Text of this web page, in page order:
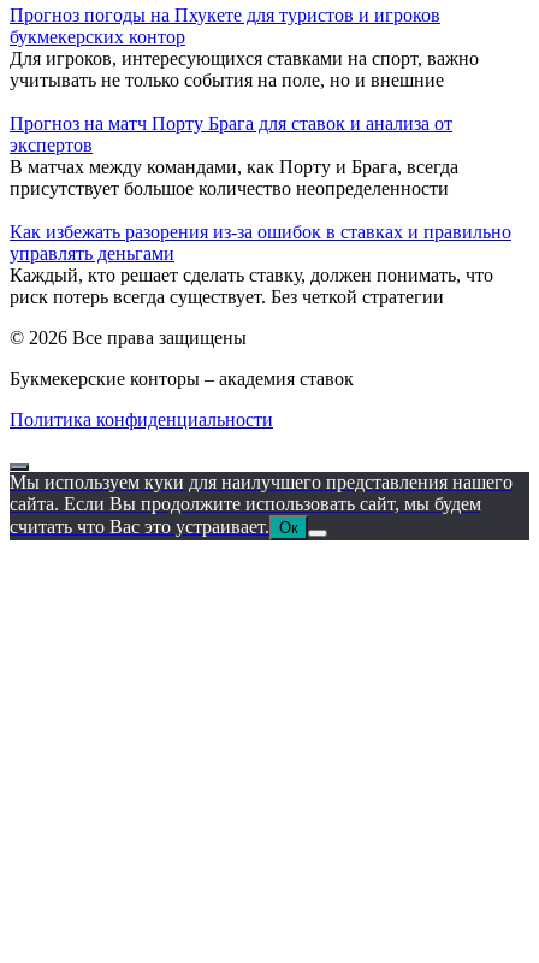
Прогноз погоды на Пхукете для туристов и игроков
букмекерских контор
Для игроков, интересующихся ставками на спорт, важно
учитывать не только события на поле, но и внешние
Прогноз на матч Порту Брага для ставок и анализа от
экспертов
В матчах между командами, как Порту и Брага, всегда
присутствует большое количество неопределенности
Как избежать разорения из-за ошибок в ставках и правильно
управлять деньгами
Каждый, кто решает сделать ставку, должен понимать, что
риск потерь всегда существует. Без четкой стратегии
© 2026 Все права защищены
Букмекерские конторы – академия ставок
Политика конфиденциальности
Мы используем куки для наилучшего представления нашего
сайта. Если Вы продолжите использовать сайт, мы будем
считать что Вас это устраивает. Ок